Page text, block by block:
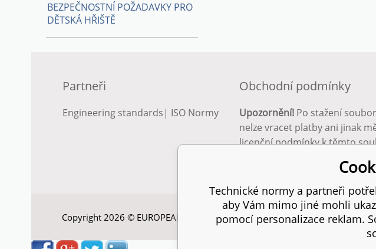
BEZPEČNOSTNÍ POŽADAVKY PRO
DĚTSKÁ HŘIŠTĚ
Partneři
Engineering standards | ISO Normy
Obchodní podmínky
Upozornění! Po stažení
nelze vracet platby ani jinak
licenční podmínky k těmto
Copyright 2026 © EUROPEAN STANDARD. Všechna práva vyhrazena.
Technické normy a partneři
aby Vám mimo jiné mohli
pomocí personalizace reklam.